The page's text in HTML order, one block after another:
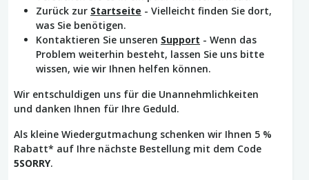
Zurück zur Startseite - Vielleicht finden Sie dort,
was Sie benötigen.
Kontaktieren Sie unseren Support - Wenn das
Problem weiterhin besteht, lassen Sie uns bitte
wissen, wie wir Ihnen helfen können.
Wir entschuldigen uns für die Unannehmlichkeiten
und danken Ihnen für Ihre Geduld.
Als kleine Wiedergutmachung schenken wir Ihnen 5 %
Rabatt* auf Ihre nächste Bestellung mit dem Code
5SORRY.